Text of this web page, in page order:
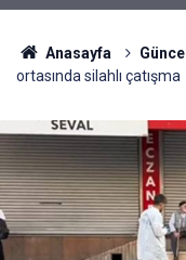
Anasayfa Güncel
ortasında silahlı çatışma